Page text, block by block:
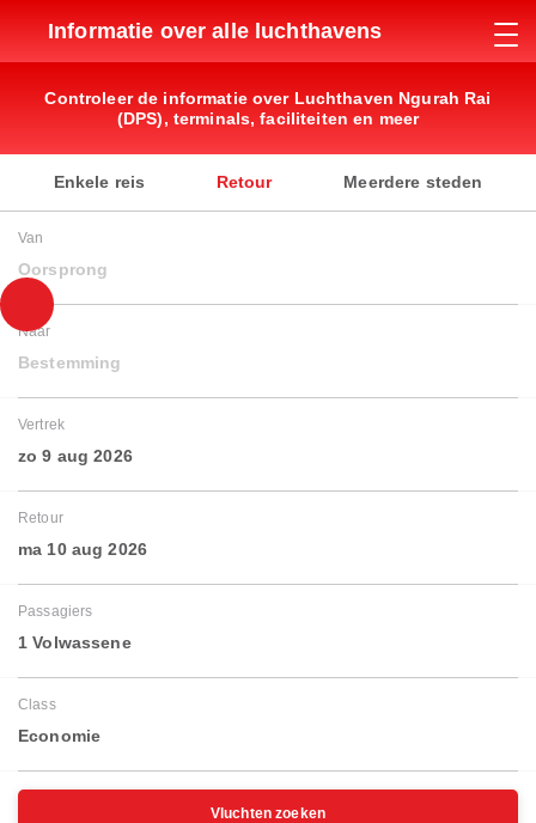
Informatie over alle luchthavens
Controleer de informatie over Luchthaven Ngurah Rai
(DPS), terminals, faciliteiten en meer
Enkele reis Retour Meerdere steden
Van
Oorsprong
Naar
Bestemming
Vertrek
zo 9 aug 2026
Retour
ma 10 aug 2026
Passagiers
1 Volwassene
Class
Economie
Vluchten zoeken